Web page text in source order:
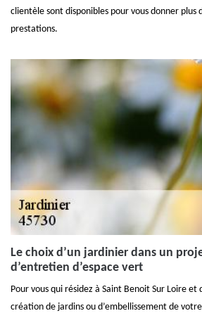
clientèle sont disponibles pour vous donner plus
prestations.
Le choix d’un jardinier dans un
d’entretien d’espace vert
Pour vous qui résidez à Saint Benoit Sur Loire et
création de jardins ou d’embellissement de